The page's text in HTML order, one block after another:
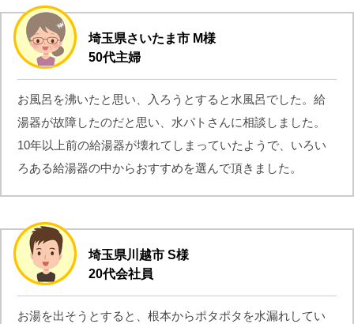
埼玉県さいたま市 M様
50代主婦
お風呂を沸いたと思い、入ろうとすると水風呂でした。給
湯器が故障したのだと思い、水パトさんに相談しました。
10年以上前の給湯器が壊れてしまっていたようで、いろい
ろある給湯器の中からおすすめを選んで頂きました。
埼玉県川越市 S様
20代会社員
お湯を出そうとすると、根本からポタポタを水漏れしてい